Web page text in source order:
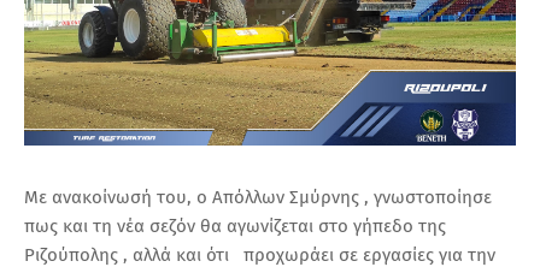
Με ανακοίνωσή του, ο Απόλλων Σμύρνης , γνωστοποίησε
πως και τη νέα σεζόν θα αγωνίζεται στο γήπεδο της
Ριζούπολης , αλλά και ότι προχωράει σε εργασίες για την